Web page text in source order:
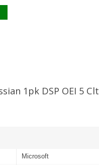
1pk DSP OEI 5
Microsoft